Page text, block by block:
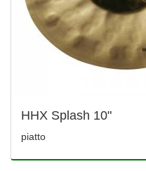
HHX Splash 10"
piatto